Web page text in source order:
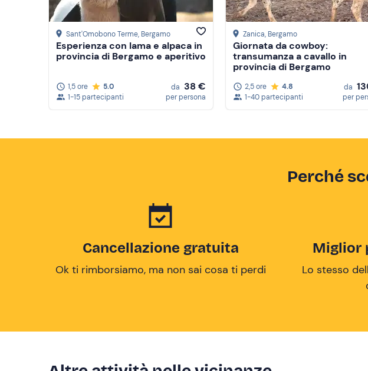
Sant'Omobono Terme, Bergamo
Esperienza con lama e alpaca in
provincia di Bergamo e aperitivo
1,5 ore
5.0
1-15 partecipanti
da 38 €
per persona
Zanica, Bergamo
Giornata da cowboy:
transumanza a cavallo in
provincia di Bergamo
2,5 ore
4.8
1-40 partecipanti
da
per
Perché
Cancellazione gratuita
Ok ti rimborsiamo, ma non sai cosa ti perdi
Miglior
Lo stesso